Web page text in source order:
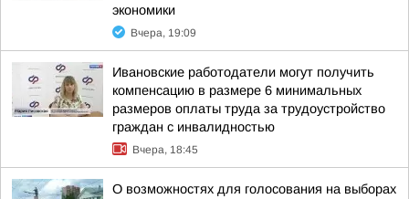
экономики
Вчера, 19:09
Ивановские работодатели могут получить
компенсацию в размере 6 минимальных
размеров оплаты труда за трудоустройство
граждан с инвалидностью
Вчера, 18:45
О возможностях для голосования на выборах